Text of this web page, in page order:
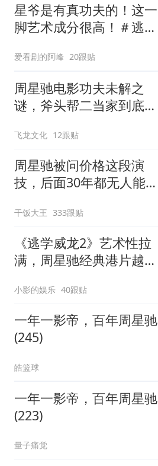
星爷是有真功夫的！这一
脚艺术成分很高！＃逃学
爱看剧的阿峰 20跟贴
周星驰电影功夫未解之
谜，斧头帮二当家到底是
飞龙文化 12跟贴
周星驰被问价格这段演
技，后面30年都无人能
干饭大王 333跟贴
《逃学威龙2》艺术性拉
满，周星驰经典港片越品
小影的娱乐 40跟贴
一年一影帝，百年周星驰
(245)
皓篮球
一年一影帝，百年周星驰
(223)
量子痛觉